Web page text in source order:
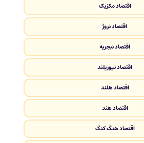
اقتصاد مکزیک
اقتصاد نروژ
اقتصاد نیجریه
اقتصاد نیوزیلند
اقتصاد هلند
اقتصاد هند
اقتصاد هنگ کنگ